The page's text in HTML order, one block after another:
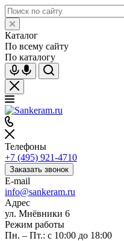
Каталог
По всему сайту
По каталогу
Телефоны
+7 (495) 921-4710
Заказать звонок
E-mail
info@sankeram.ru
Адрес
ул. Мнёвники 6
Режим работы
Пн. – Пт.: с 10:00 до 18:00